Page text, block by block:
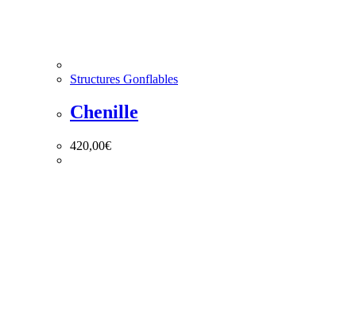
Structures Gonflables
Chenille
420,00€